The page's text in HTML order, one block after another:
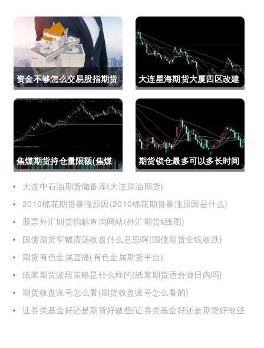
资金不够怎么交易股指期货
(资金不够怎么交易股指期
货呢)
大连星海期货大厦四区改建
(大连星海广场期货大厦)
焦煤期货持仓量限额(焦煤
期货持仓量限额是多少)
期货锁仓最多可以多长时间
(期货锁仓最多可以多长时
间卖出)
大连中石油期货储备库(大连原油期货)
2010棉花期货暴涨原因(2010棉花期货暴涨原因是什么)
股票外汇期货指标查询网站(外汇期货k线图)
国债期货窄幅震荡收盘什么意思啊(国债期货全线收跌)
期货有色金属直播(有色金属期货平台)
纸浆期货波段策略是什么样的(纸浆期货适合做日内吗)
期货收盘账号怎么看(期货收盘账号怎么看的)
证券类基金好还是期货好做些(证券类基金好还是期货好做些